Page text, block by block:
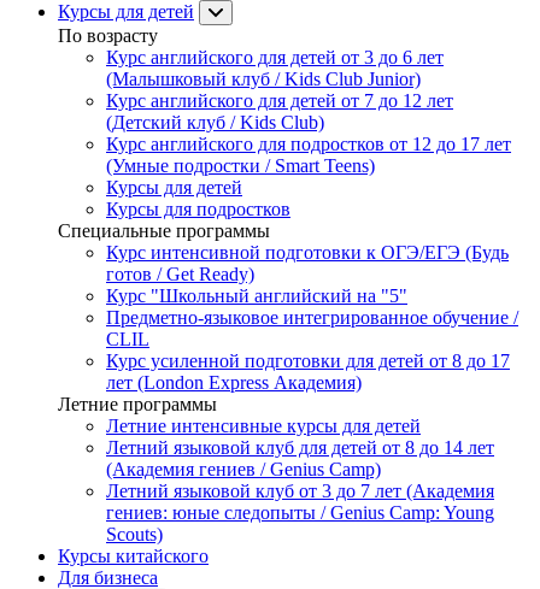
Курсы для детей
По возрасту
Курс английского для детей от 3 до 6 лет
(Малышковый клуб / Kids Club Junior)
Курс английского для детей от 7 до 12 лет
(Детский клуб / Kids Club)
Курс английского для подростков от 12 до 17 лет
(Умные подростки / Smart Teens)
Курсы для детей
Курсы для подростков
Специальные программы
Курс интенсивной подготовки к ОГЭ/ЕГЭ (Будь
готов / Get Ready)
Курс "Школьный английский на "5"
Предметно-языковое интегрированное обучение /
CLIL
Курс усиленной подготовки для детей от 8 до 17
лет (London Express Академия)
Летние программы
Летние интенсивные курсы для детей
Летний языковой клуб для детей от 8 до 14 лет
(Академия гениев / Genius Camp)
Летний языковой клуб от 3 до 7 лет (Академия
гениев: юные следопыты / Genius Camp: Young
Scouts)
Курсы китайского
Для бизнеса